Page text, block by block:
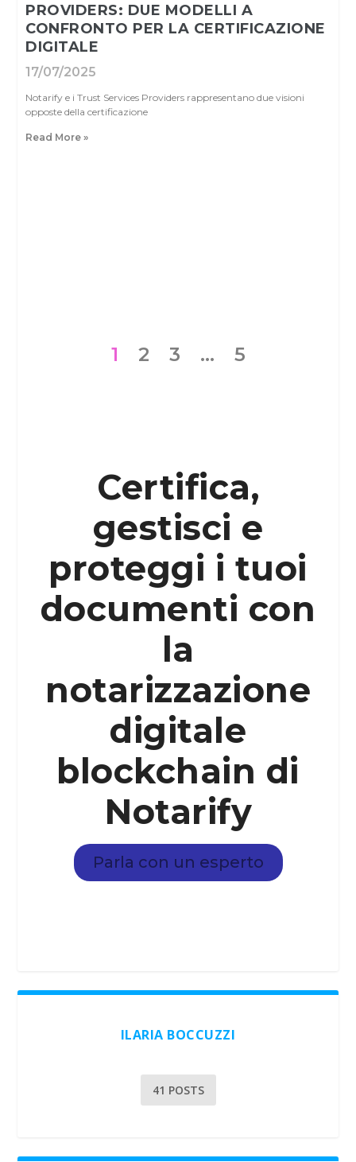
PROVIDERS: DUE MODELLI A
CONFRONTO PER LA CERTIFICAZIONE
DIGITALE
17/07/2025
Notarify e i Trust Services Providers rappresentano due visioni
opposte della certificazione
Read More »
1 2 3 … 5
Certifica,
gestisci e
proteggi i tuoi
documenti con
la
notarizzazione
digitale
blockchain di
Notarify
Parla con un esperto
ILARIA BOCCUZZI
41 POSTS